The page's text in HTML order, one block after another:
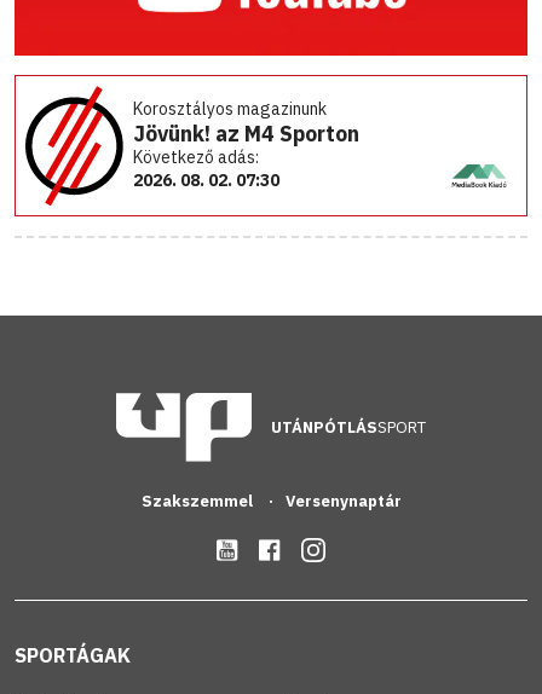
Korosztályos magazinunk
Jövünk! az M4 Sporton
Következő adás:
2026. 08. 02. 07:30
UTÁNPÓTLÁSSPORT
Szakszemmel Versenynaptár
SPORTÁGAK